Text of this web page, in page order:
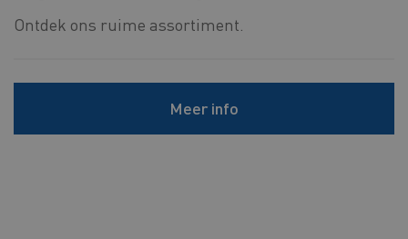
Ontdek ons ruime assortiment.
Meer info